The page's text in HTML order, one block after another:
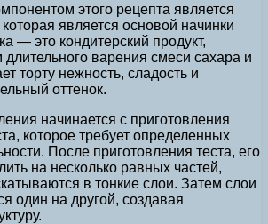
этого рецепта является
является основой начинки
— это кондитерский продукт,
варения смеси сахара и
торту нежность, сладость и
оттенок.
начинается с приготовления
которое требует определенных
После приготовления теста, его
на несколько равных частей,
в тонкие слои. Затем слои
один на другой, создавая